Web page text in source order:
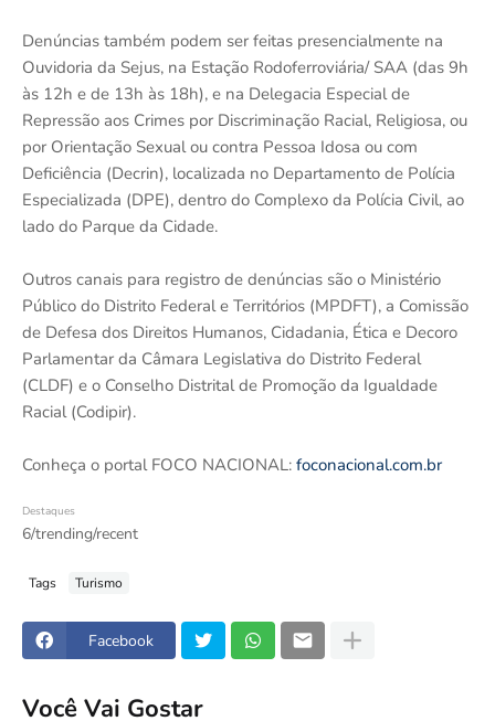
Denúncias também podem ser feitas presencialmente na
Ouvidoria da Sejus, na Estação Rodoferroviária/ SAA (das 9h
às 12h e de 13h às 18h), e na Delegacia Especial de
Repressão aos Crimes por Discriminação Racial, Religiosa, ou
por Orientação Sexual ou contra Pessoa Idosa ou com
Deficiência (Decrin), localizada no Departamento de Polícia
Especializada (DPE), dentro do Complexo da Polícia Civil, ao
lado do Parque da Cidade.
Outros canais para registro de denúncias são o Ministério
Público do Distrito Federal e Territórios (MPDFT), a Comissão
de Defesa dos Direitos Humanos, Cidadania, Ética e Decoro
Parlamentar da Câmara Legislativa do Distrito Federal
(CLDF) e o Conselho Distrital de Promoção da Igualdade
Racial (Codipir).
Conheça o portal FOCO NACIONAL: foconacional.com.br
Destaques
6/trending/recent
Tags Turismo
Facebook
Você Vai Gostar